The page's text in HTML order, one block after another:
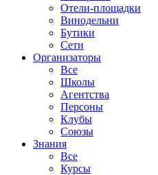
Отели-площадки
Винодельни
Бутики
Сети
Организаторы
Все
Школы
Агентства
Персоны
Клубы
Союзы
Знания
Все
Курсы